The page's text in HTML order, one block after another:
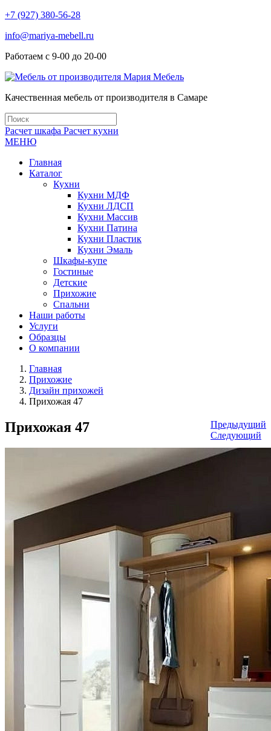
+7 (927) 380-56-28
info@mariya-mebell.ru
Работаем с 9-00 до 20-00
Качественная мебель от производителя в Самаре
Расчет шкафа Расчет кухни
МЕНЮ
Главная
Каталог
Кухни
Кухни МДФ
Кухни ЛДСП
Кухни Массив
Кухни Патина
Кухни Пластик
Кухни Эмаль
Шкафы-купе
Гостиные
Детские
Прихожие
Спальни
Наши работы
Услуги
Образцы
О компании
Главная
Прихожие
Дизайн прихожей
Прихожая 47
Предыдущий
Следующий
Прихожая 47